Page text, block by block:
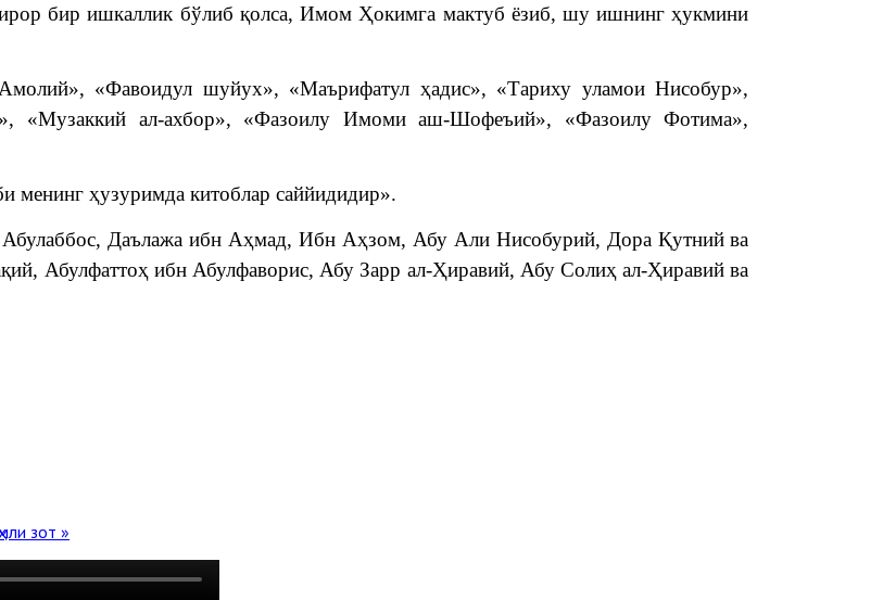
бир ишкаллик бўлиб қолса, Имом Ҳокимга мактуб ёзиб, шу ишнинг ҳукмини
«Фавоидул шуйух», «Маърифатул ҳадис», «Тариху уламои Нисобур»,
«Музаккий ал-ахбор», «Фазоилу Имоми аш-Шофеъий», «Фазоилу Фотима»,
менинг ҳузуримда китоблар саййидидир».
Даълажа ибн Аҳмад, Ибн Аҳзом, Абу Али Нисобурий, Дора Қутний ва
Абулфаттоҳ ибн Абулфаворис, Абу Зарр ал-Ҳиравий, Абу Солиҳ ал-Ҳиравий ва
зот »